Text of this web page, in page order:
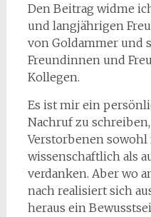
Den Beitrag widme
und langjährigen
von Goldammer und
Freundinnen und
Kollegen.
Es ist mir ein
Nachruf zu
Verstorbenen
wissenschaftlich als
verdanken. Aber wo
nach realisiert sich
heraus ein